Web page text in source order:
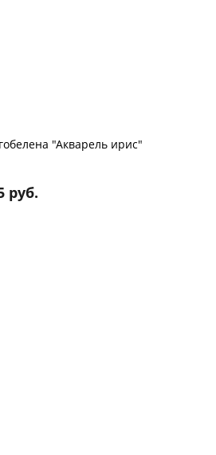
"Акварель ирис"
руб.